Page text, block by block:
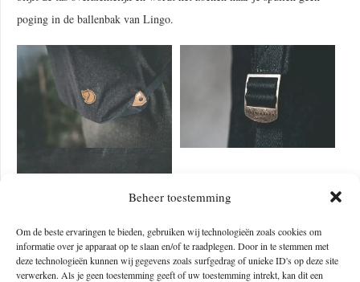
Beheer toestemming
Om de beste ervaringen te bieden, gebruiken wij technologieën zoals cookies om
informatie over je apparaat op te slaan en/of te raadplegen. Door in te stemmen met
deze technologieën kunnen wij gegevens zoals surfgedrag of unieke ID's op deze site
verwerken. Als je geen toestemming geeft of uw toestemming intrekt, kan dit een
poging in de ballenbak van Lingo.